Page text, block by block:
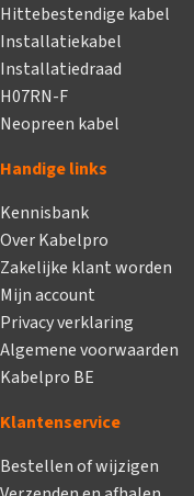
Hittebestendige kabel
Installatiekabel
Installatiedraad
H07RN-F
Neopreen kabel
Handige links
Kennisbank
Over Kabelpro
Zakelijke klant worden
Mijn account
Privacy verklaring
Algemene voorwaarden
Kabelpro BE
Klantenservice
Bestellen of wijzigen